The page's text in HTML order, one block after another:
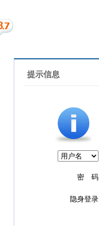
提示信息
密 码
隐身登录